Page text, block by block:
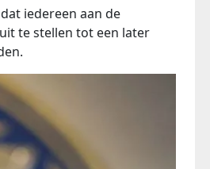
iedereen aan de
te stellen tot een later